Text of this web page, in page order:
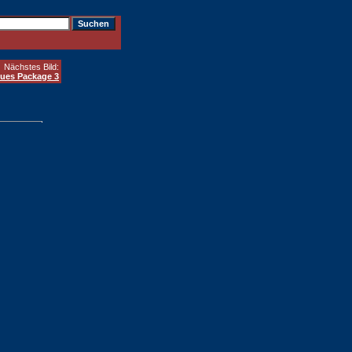
Nächstes Bild:
Package 3